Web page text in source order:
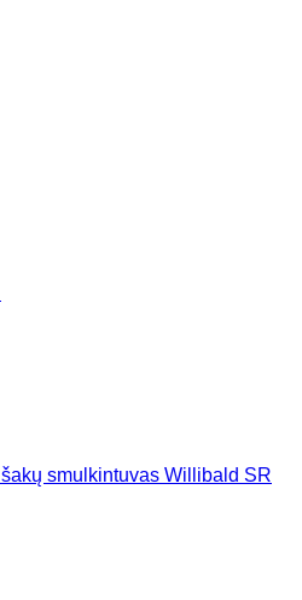
šakų smulkintuvas Willibald SR